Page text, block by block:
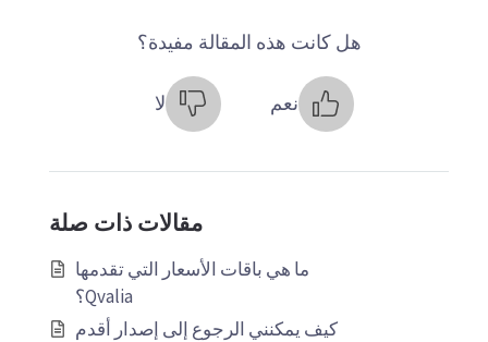
هل كانت هذه المقالة مفيدة؟
نعم لا
مقالات ذات صلة
ما هي باقات الأسعار التي تقدمها
Qvalia؟
كيف يمكنني الرجوع إلى إصدار أقدم